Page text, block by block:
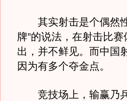
其实射击是个偶然性
牌”的说法，在射击比
出，并不鲜见。而中国
因为有多个夺金点。
竞技场上，输赢乃兵